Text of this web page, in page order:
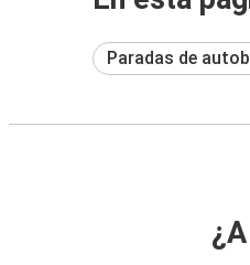
Paradas de